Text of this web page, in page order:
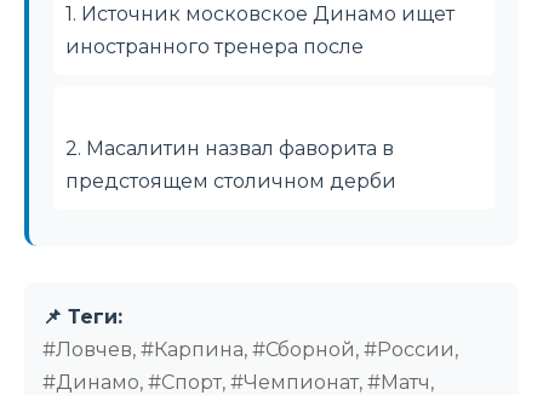
1. Источник московское Динамо ищет
иностранного тренера после
2. Масалитин назвал фаворита в
предстоящем столичном дерби
📌 Теги:
#Ловчев, #Карпина, #Сборной, #России,
#Динамо, #Спорт, #Чемпионат, #Матч,